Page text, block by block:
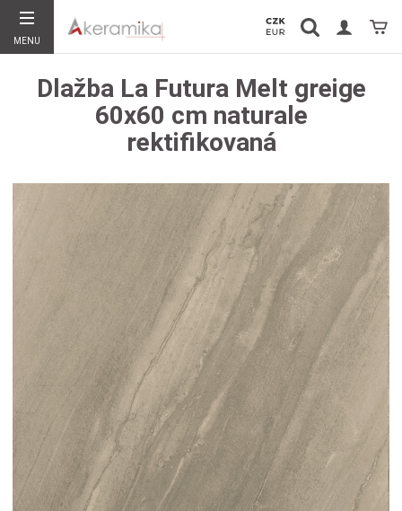
MENU
Vyhledávání Košík
Dlažba La Futura Melt greige
60x60 cm naturale
rektifikovaná